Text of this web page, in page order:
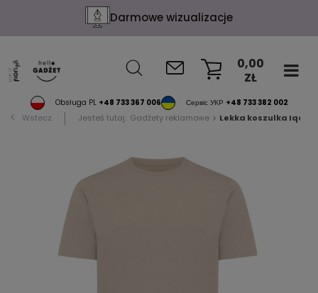
Darmowe wizualizacje
Obsługa PL +48 733 367 006 Сервіс УКР +48 733 382 002
0,00
ZŁ
Wstecz Jesteś tutaj: Gadżety reklamowe Lekka koszulka